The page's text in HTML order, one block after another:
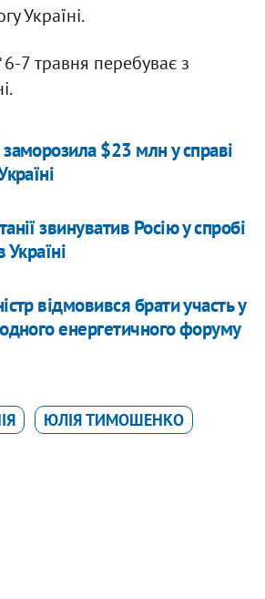
Україні.
7 травня перебуває з
$23 млн у справі
звинуватив Росію у спробі
Україні
відмовився брати участь у
енергетичного форуму
ЮЛІЯ ТИМОШЕНКО